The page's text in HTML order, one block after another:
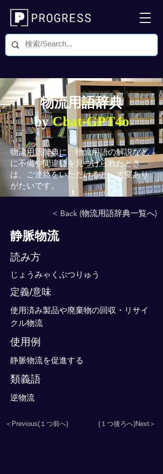
物流用語辞典
byChat-GPT4o
物流用語辞典に、物流用語の解説など
に不備や間違いを見つけられたとき
は、ご連絡をいただけると、大変あり
がたいです。
< Back (物流用語辞典一覧へ)
静脈物流
読み方
じょうみゃくぶつりゅう
定義/意味
使用済み製品や廃棄物の回収・リサイ
クル物流
使用例
静脈物流を促進する
類義語
逆物流
＜Previous(１つ前へ) (１つ後ろへ)Next＞